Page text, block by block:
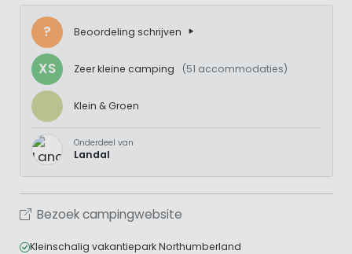
? Beoordeling schrijven
XS Zeer kleine camping (51 accommodaties)
Klein & Groen
Onderdeel van
Landal
Bezoek campingwebsite
Kleinschalig vakantiepark Northumberland